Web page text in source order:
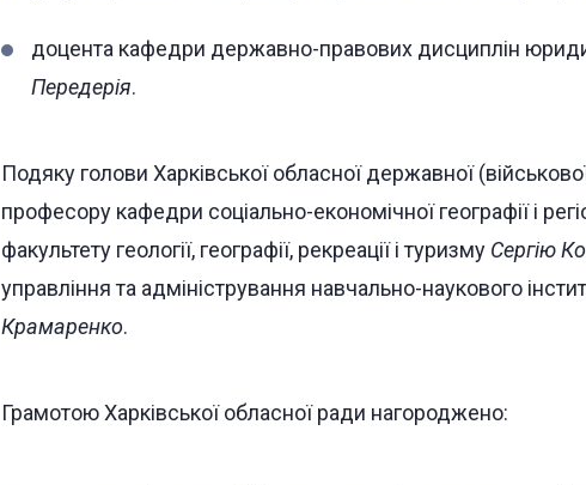
доцента кафедри державно-правових дисциплін
Передерія.
Подяку голови Харківської обласної державної
професору кафедри соціально-економічної географії і
факультету геології, географії, рекреації і туризму Сергію
управління та адміністрування навчально-наукового
Крамаренко.
Грамотою Харківської обласної ради нагороджено: